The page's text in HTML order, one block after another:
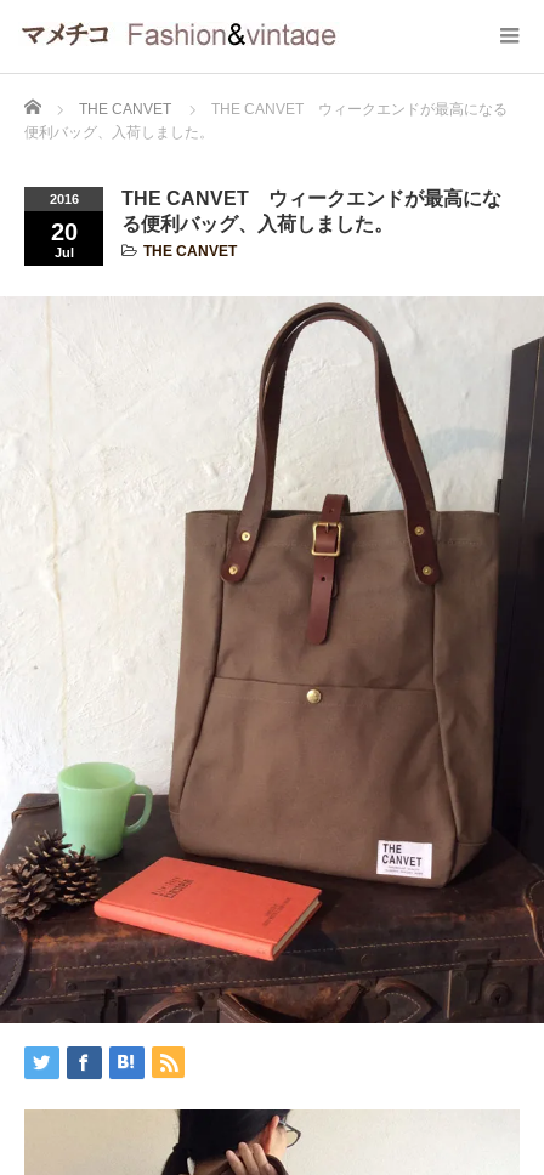
Home THE CANVET
THE CANVET ウィークエンドが最高になる
便利バッグ、入荷しました。
2016
20
Jul
THE CANVET ウィークエンドが最高にな
る便利バッグ、入荷しました。
THE CANVET